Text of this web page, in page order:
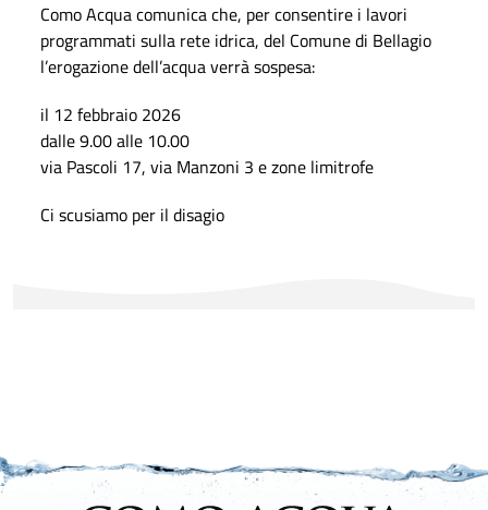
Como Acqua comunica che, per consentire i lavori
programmati sulla rete idrica, del Comune di Bellagio
l’erogazione dell’acqua verrà sospesa:
il 12 febbraio 2026
dalle 9.00 alle 10.00
via Pascoli 17, via Manzoni 3 e zone limitrofe
Ci scusiamo per il disagio